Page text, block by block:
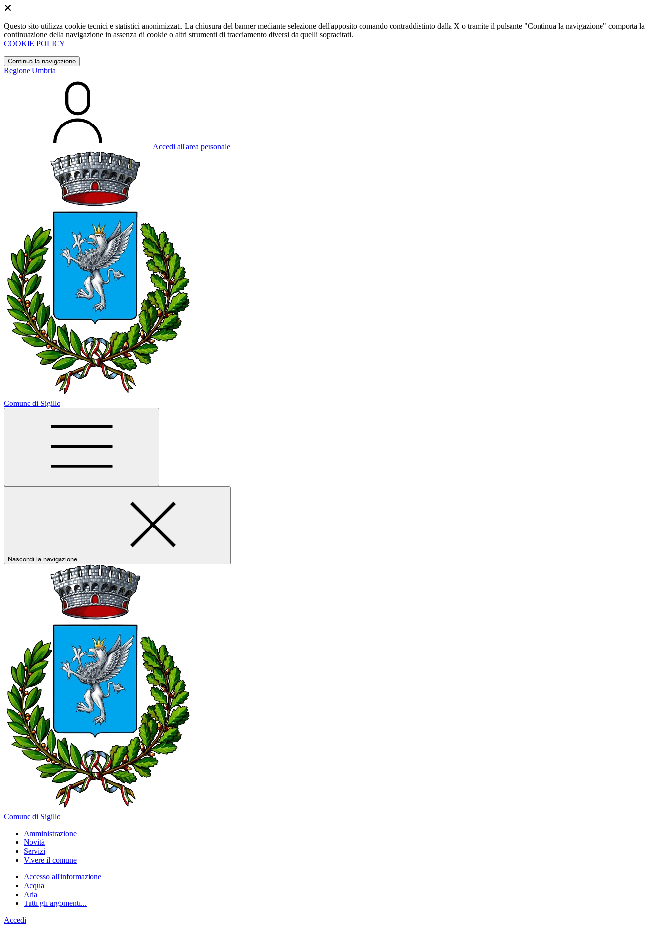
Questo sito utilizza cookie tecnici e statistici anonimizzati. La chiusura del banner mediante selezione dell'apposito comando contraddistinto dalla X o tramite il pulsante "Continua la navigazione" comporta la
continuazione della navigazione in assenza di cookie o altri strumenti di tracciamento diversi da quelli sopracitati.
COOKIE POLICY
Continua la navigazione
Regione Umbria
Accedi all'area personale
Comune di Sigillo
Nascondi la navigazione
Comune di Sigillo
Amministrazione
Novità
Servizi
Vivere il comune
Accesso all'informazione
Acqua
Aria
Tutti gli argomenti...
Accedi